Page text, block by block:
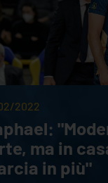
2022
ma in
in più"